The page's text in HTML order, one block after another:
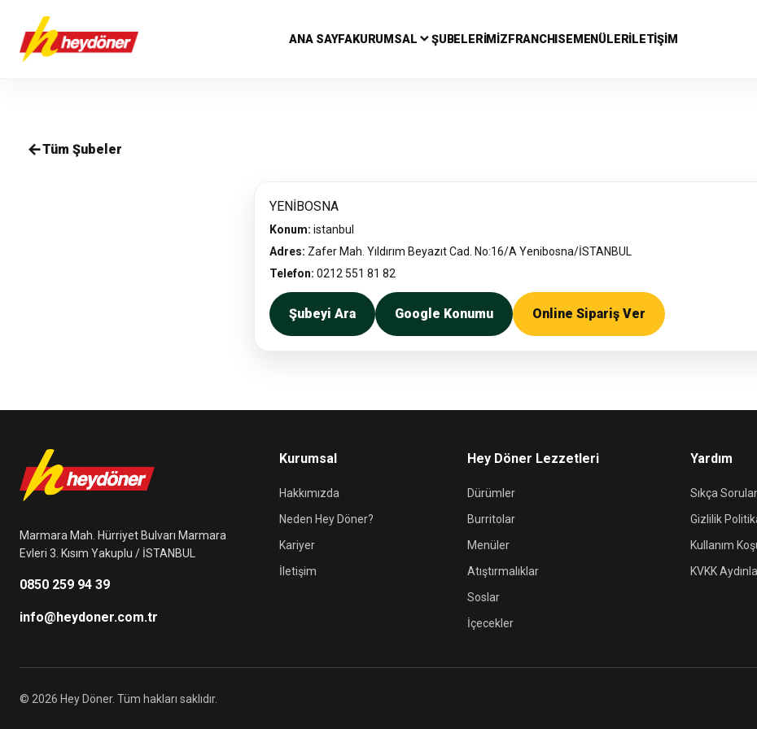
ANA SAYFAKURUMSAL ŞUBELERİMİZ FRANCHISE MENÜLERİLETİŞİM
Tüm Şubeler
YENİBOSNA
Konum: istanbul
Adres: Zafer Mah. Yıldırım Beyazıt Cad. No:16/A Yenibosna/İSTANBUL
Telefon: 0212 551 81 82
Şubeyi Ara Google Konumu Online Sipariş Ver
Marmara Mah. Hürriyet Bulvarı Marmara
Evleri 3. Kısım Yakuplu / İSTANBUL
0850 259 94 39
info@heydoner.com.tr
Kurumsal
Hakkımızda
Neden Hey Döner?
Kariyer
İletişim
Hey Döner Lezzetleri
Dürümler
Burritolar
Menüler
Atıştırmalıklar
Soslar
İçecekler
Yardım
Sıkça
Gizlilik
Kullanım
KVKK
© 2026 Hey Döner. Tüm hakları saklıdır.